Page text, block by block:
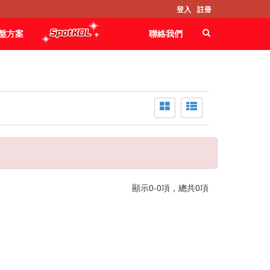
登入 註冊
方案 聯絡我們
顯示0-0項，總共0項